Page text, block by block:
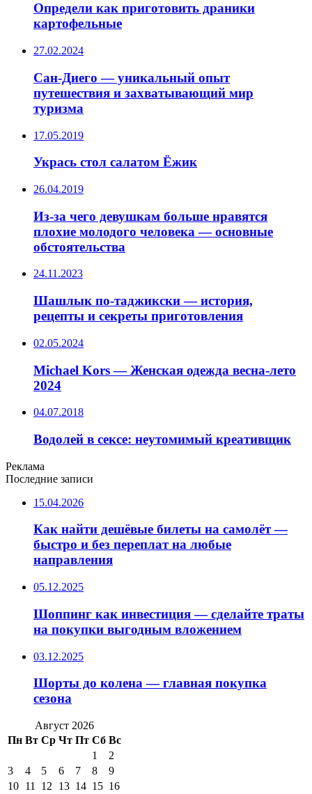
Определи как приготовить драники
картофельные
27.02.2024
Сан-Диего — уникальный опыт
путешествия и захватывающий мир
туризма
17.05.2019
Укрась стол салатом Ёжик
26.04.2019
Из-за чего девушкам больше нравятся
плохие молодого человека — основные
обстоятельства
24.11.2023
Шашлык по-таджикски — история,
рецепты и секреты приготовления
02.05.2024
Michael Kors — Женская одежда весна-лето
2024
04.07.2018
Водолей в сексе: неутомимый креативщик
Реклама
Последние записи
15.04.2026
Как найти дешёвые билеты на самолёт —
быстро и без переплат на любые
направления
05.12.2025
Шоппинг как инвестиция — сделайте траты
на покупки выгодным вложением
03.12.2025
Шорты до колена — главная покупка
сезона
Август 2026
Пн Вт Ср Чт Пт Сб Вс
1
2
3
4 5 6 7 8
9
10 11 12 13 14 15 16